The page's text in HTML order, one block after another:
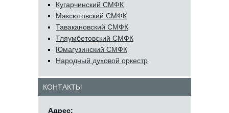
Кугарчинский СМФК
Максютовский СМФК
Тавакановский СМФК
Тляумбетовский СМФК
Юмагузинский СМФК
Народный духовой оркестр
КОНТАКТЫ
Адрес: